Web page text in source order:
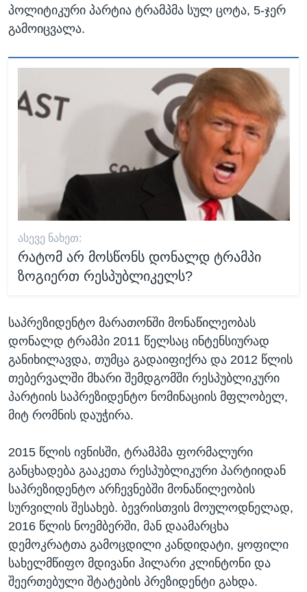
პოლიტიკური პარტია ტრამპმა სულ ცოტა, 5-ჯერ
გამოიცვალა.
ᲐᲡᲔᲕᲔ ᲜᲐᲮᲔᲗ:
რატომ არ მოსწონს დონალდ ტრამპი
ზოგიერთ რესპუბლიკელს?
საპრეზიდენტო მარათონში მონაწილეობას
დონალდ ტრამპი 2011 წელსაც ინტენსიურად
განიხილავდა, თუმცა გადაიფიქრა და 2012 წლის
თებერვალში მხარი შემდგომში რესპუბლიკური
პარტიის საპრეზიდენტო ნომინაციის მფლობელ,
მიტ რომნის დაუჭირა.
2015 წლის ივნისში, ტრამპმა ფორმალური
განცხადება გააკეთა რესპუბლიკური პარტიიდან
საპრეზიდენტო არჩევნებში მონაწილეობის
სურვილის შესახებ. ბევრისთვის მოულოდნელად,
2016 წლის ნოემბერში, მან დაამარცხა
დემოკრატთა გამოცდილი კანდიდატი, ყოფილი
სახელმწიფო მდივანი ჰილარი კლინტონი და
შეერთებული შტატების პრეზიდენტი გახდა.